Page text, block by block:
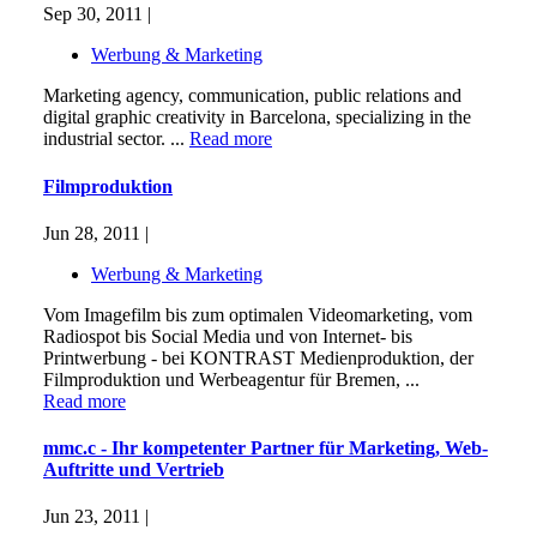
Sep 30, 2011 |
Werbung & Marketing
Marketing agency, communication, public relations and
digital graphic creativity in Barcelona, specializing in the
industrial sector. ... Read more
Filmproduktion
Jun 28, 2011 |
Werbung & Marketing
Vom Imagefilm bis zum optimalen Videomarketing, vom
Radiospot bis Social Media und von Internet- bis
Printwerbung - bei KONTRAST Medienproduktion, der
Filmproduktion und Werbeagentur für Bremen, ...
Read more
mmc.c - Ihr kompetenter Partner für Marketing, Web-
Auftritte und Vertrieb
Jun 23, 2011 |